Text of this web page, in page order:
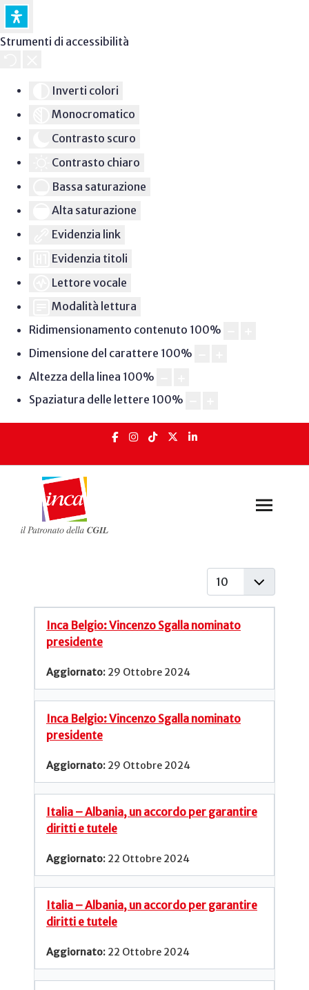
Strumenti di accessibilità
Inverti colori
Monocromatico
Contrasto scuro
Contrasto chiaro
Bassa saturazione
Alta saturazione
Evidenzia link
Evidenzia titoli
Lettore vocale
Modalità lettura
Ridimensionamento contenuto 100%
Dimensione del carattere 100%
Altezza della linea 100%
Spaziatura delle lettere 100%
Visualizza #
Inca Belgio: Vincenzo Sgalla nominato
presidente
29 Ottobre 2024
Inca Belgio: Vincenzo Sgalla nominato
presidente
29 Ottobre 2024
Italia – Albania, un accordo per garantire
diritti e tutele
22 Ottobre 2024
Italia – Albania, un accordo per garantire
diritti e tutele
22 Ottobre 2024